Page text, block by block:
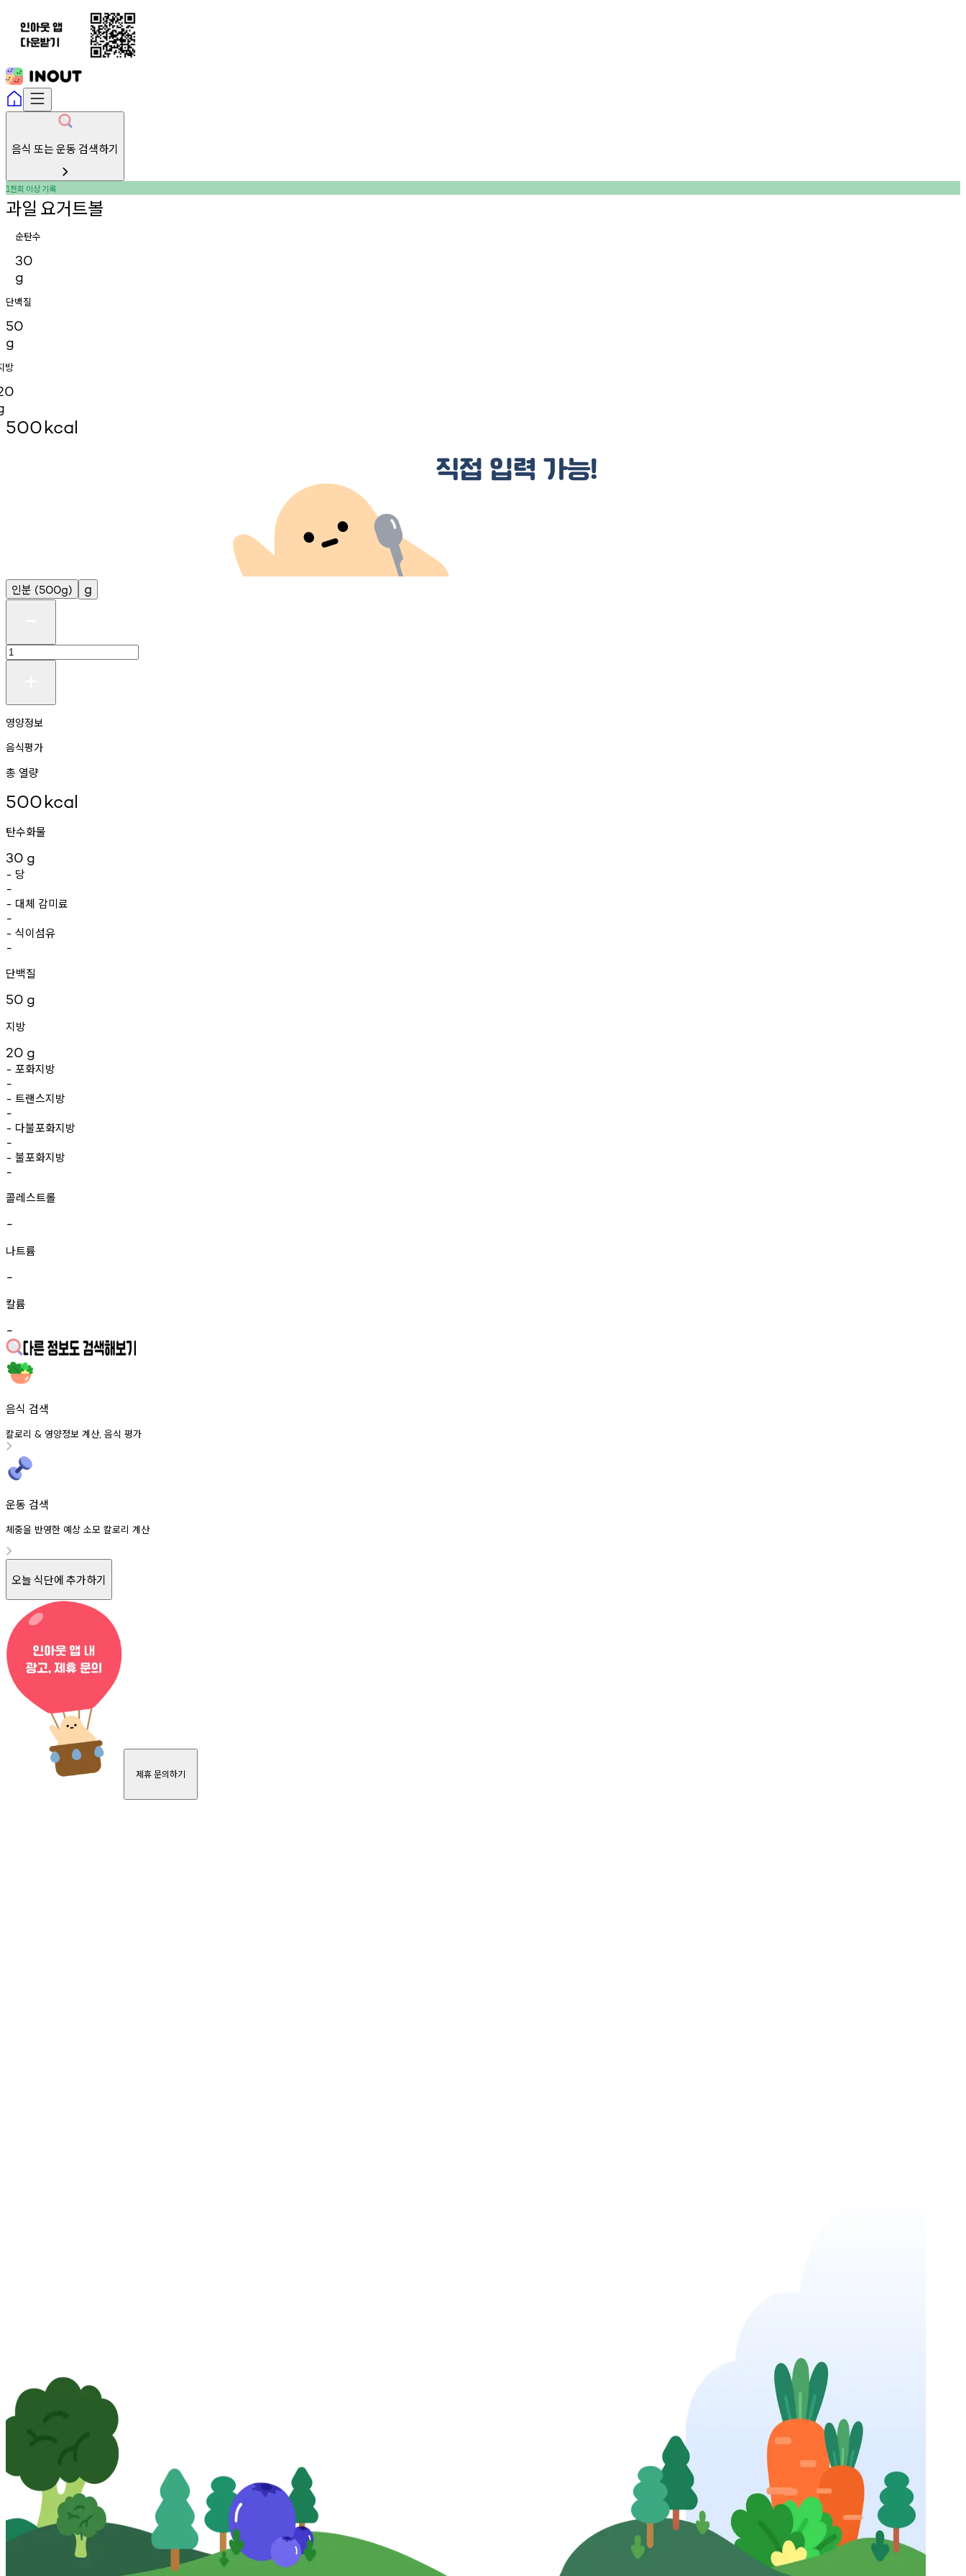
음식 또는 운동 검색하기
1천회 이상기록
과일 요거트볼
순탄수
30
g
단백질
50
g
방
500kcal
인분 (500g) g
영양정보
음식평가
총 열량
500kcal
탄수화물
30 g
- 당
-
- 대체 감미료
-
- 식이섬유
-
단백질
50 g
지방
20 g
- 포화지방
-
- 트랜스지방
-
- 다불포화지방
-
- 불포화지방
-
콜레스트롤
-
나트륨
-
칼륨
-
음식 검색
칼로리 & 영양정보 계산, 음식 평가
운동 검색
체중을 반영한 예상 소모 칼로리 계산
오늘 식단에 추가하기
제휴 문의하기